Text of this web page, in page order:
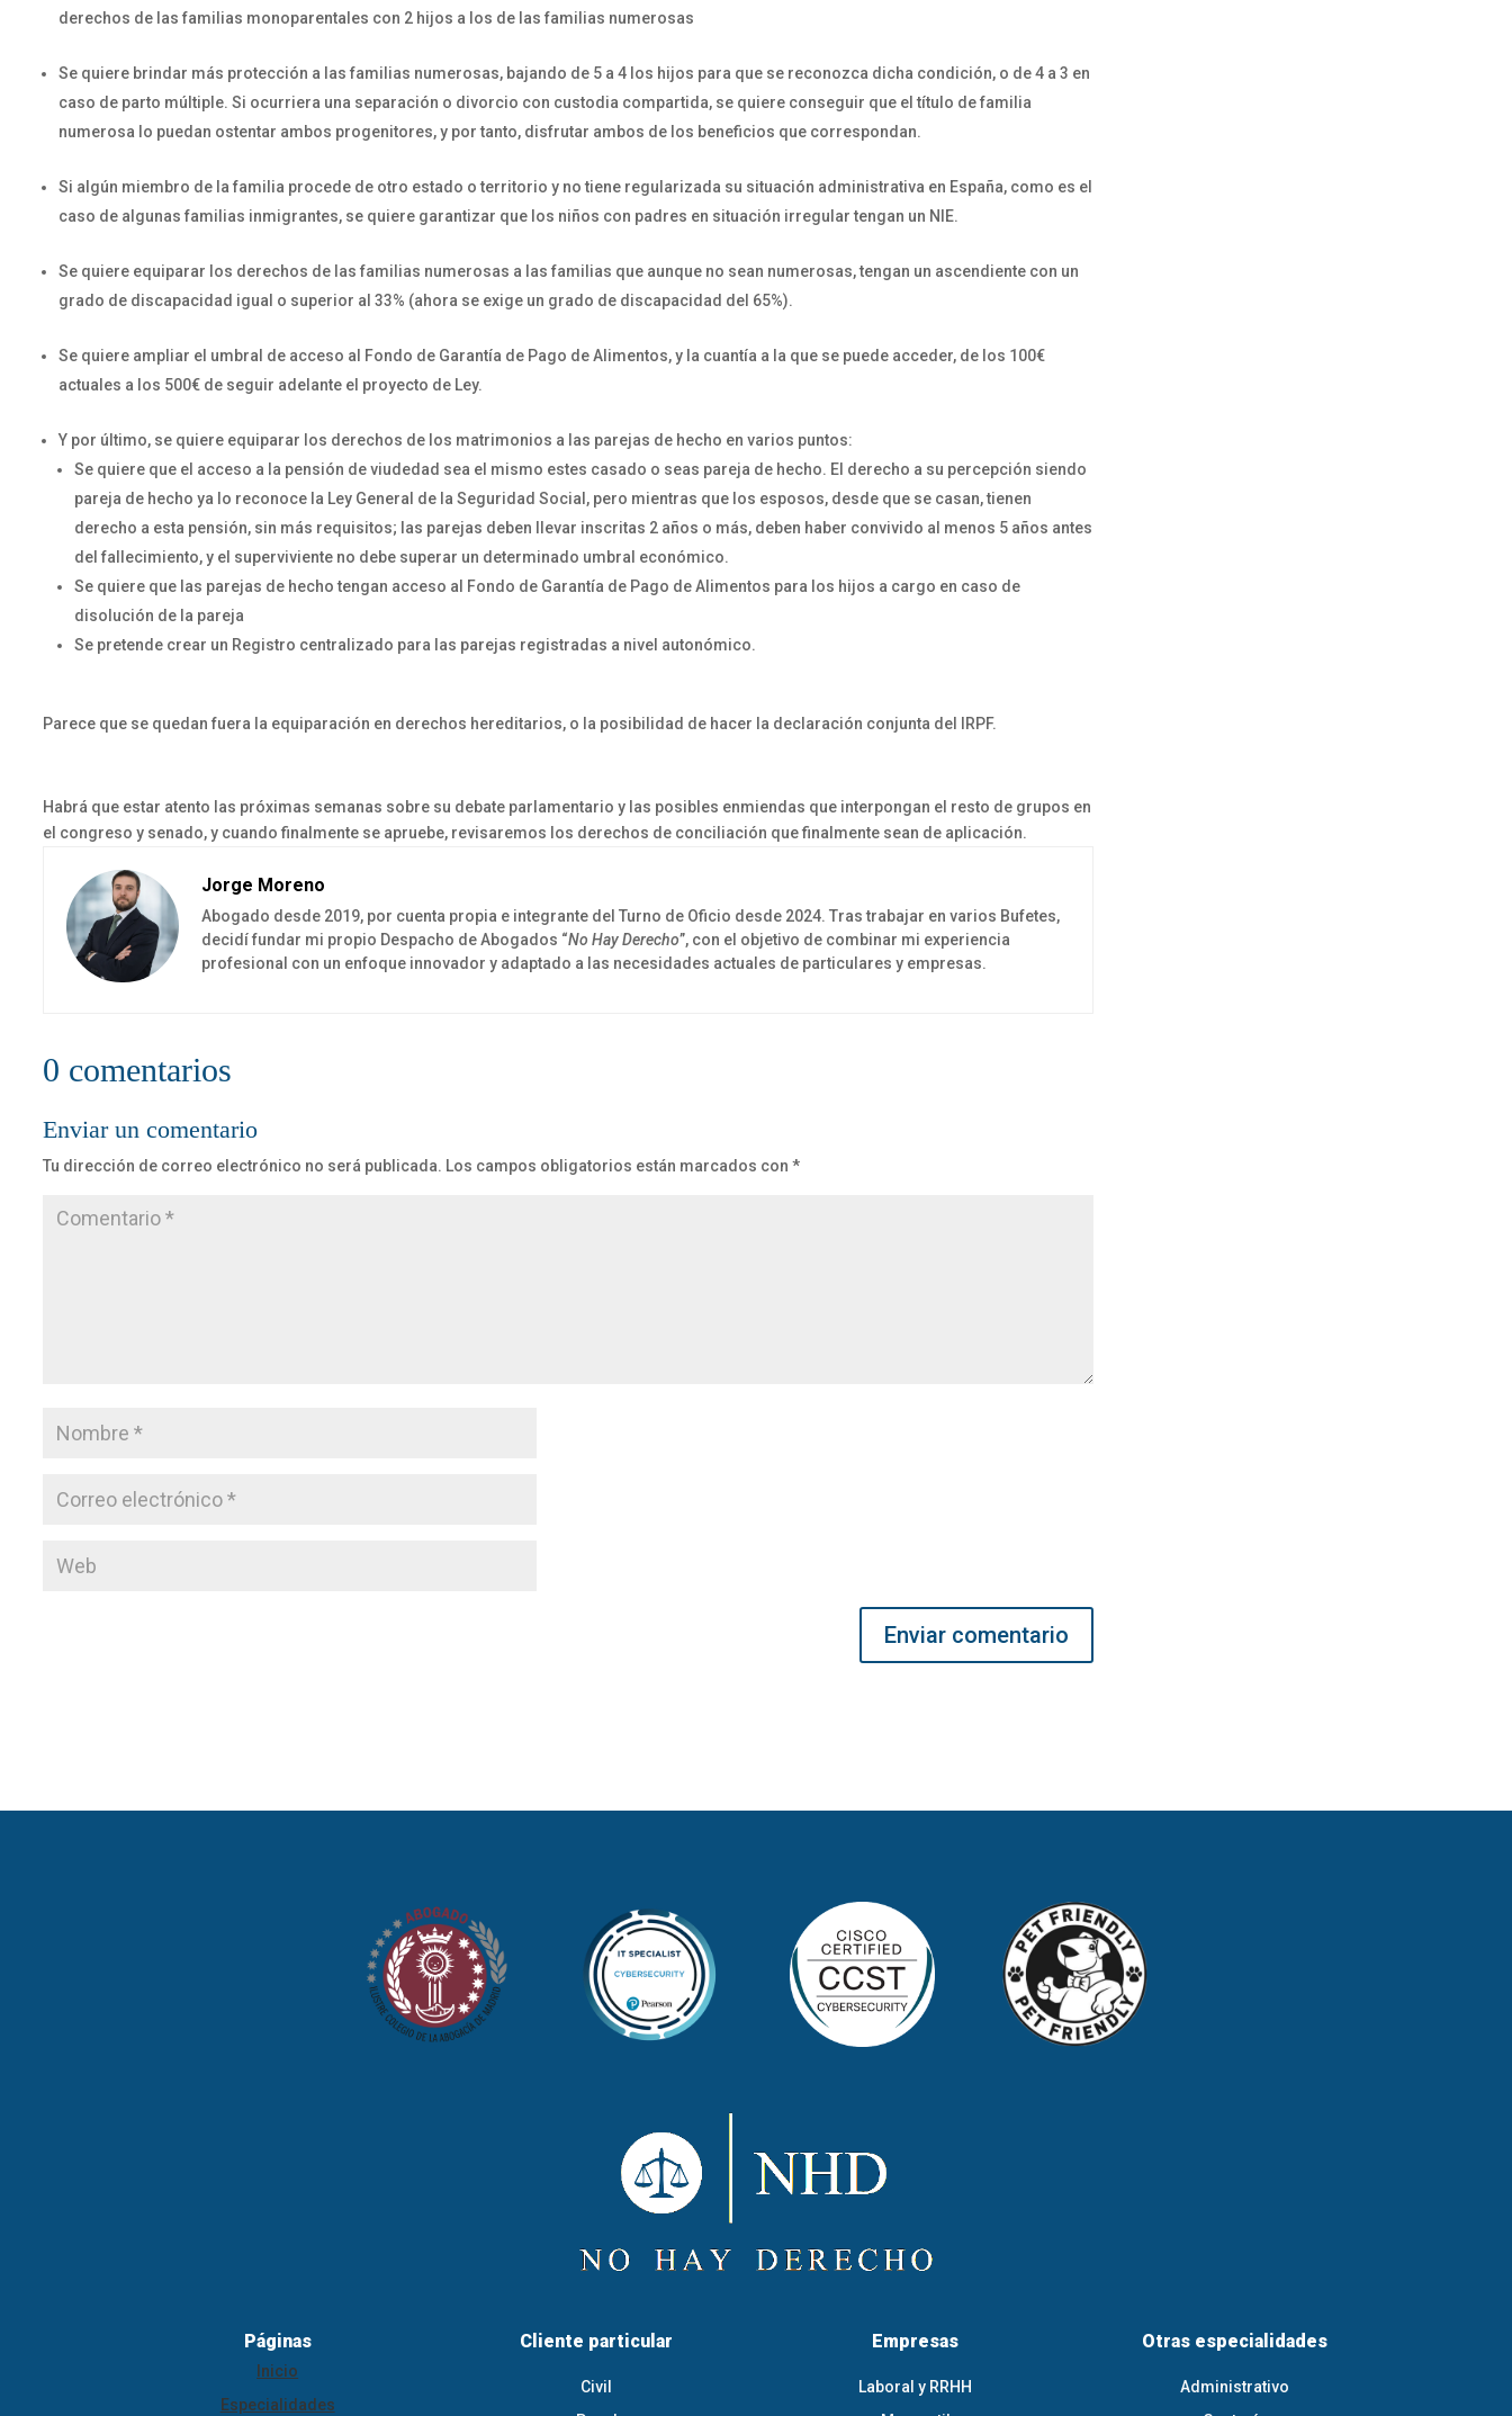
derechos de las familias monoparentales con 2 hijos a los de las familias numerosas
Se quiere brindar más protección a las familias numerosas, bajando de 5 a 4 los hijos para que se reconozca dicha condición, o de 4 a 3 en
caso de parto múltiple. Si ocurriera una separación o divorcio con custodia compartida, se quiere conseguir que el título de familia
numerosa lo puedan ostentar ambos progenitores, y por tanto, disfrutar ambos de los beneficios que correspondan.
Si algún miembro de la familia procede de otro estado o territorio y no tiene regularizada su situación administrativa en España, como es el
caso de algunas familias inmigrantes, se quiere garantizar que los niños con padres en situación irregular tengan un NIE.
Se quiere equiparar los derechos de las familias numerosas a las familias que aunque no sean numerosas, tengan un ascendiente con un
grado de discapacidad igual o superior al 33% (ahora se exige un grado de discapacidad del 65%).
Se quiere ampliar el umbral de acceso al Fondo de Garantía de Pago de Alimentos, y la cuantía a la que se puede acceder, de los 100€
actuales a los 500€ de seguir adelante el proyecto de Ley.
Y por último, se quiere equiparar los derechos de los matrimonios a las parejas de hecho en varios puntos:
Se quiere que el acceso a la pensión de viudedad sea el mismo estes casado o seas pareja de hecho. El derecho a su percepción siendo
pareja de hecho ya lo reconoce la Ley General de la Seguridad Social, pero mientras que los esposos, desde que se casan, tienen
derecho a esta pensión, sin más requisitos; las parejas deben llevar inscritas 2 años o más, deben haber convivido al menos 5 años antes
del fallecimiento, y el superviviente no debe superar un determinado umbral económico.
Se quiere que las parejas de hecho tengan acceso al Fondo de Garantía de Pago de Alimentos para los hijos a cargo en caso de
disolución de la pareja
Se pretende crear un Registro centralizado para las parejas registradas a nivel autonómico.
Parece que se quedan fuera la equiparación en derechos hereditarios, o la posibilidad de hacer la declaración conjunta del IRPF.
Habrá que estar atento las próximas semanas sobre su debate parlamentario y las posibles enmiendas que interpongan el resto de grupos en
el congreso y senado, y cuando finalmente se apruebe, revisaremos los derechos de conciliación que finalmente sean de aplicación.
Jorge Moreno
Abogado desde 2019, por cuenta propia e integrante del Turno de Oficio desde 2024. Tras trabajar en varios Bufetes,
decidí fundar mi propio Despacho de Abogados “No Hay Derecho”, con el objetivo de combinar mi experiencia
profesional con un enfoque innovador y adaptado a las necesidades actuales de particulares y empresas.
0 comentarios
Enviar un comentario
Tu dirección de correo electrónico no será publicada. Los campos obligatorios están marcados con *
Enviar comentario
Páginas
Inicio
Especialidades
Cliente particular
Civil
Empresas
Laboral y RRHH
Otras especialidades
Administrativo